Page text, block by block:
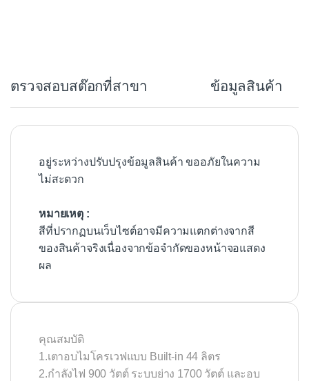
o
o
ตรวจสอบสต๊อกที่สาขา ข้อมูลสินค้า
อยู่ระหว่างปรับปรุงข้อมูลสินค้า ขออภัยในความ
ไม่สะดวก
หมายเหตุ :
สีที่ปรากฏบนเว็บไซต์อาจมีความแตกต่างจากสี
ของสินค้าจริงเนื่องจากข้อจำกัดของหน้าจอแสดง
ผล
คุณสมบัติ
1.เตาอบไมโครเวฟแบบ Built-in 44 ลิตร
2.กำลังไฟ 900 วัตต์ ระบบย่าง 1700 วัตต์ และอบ